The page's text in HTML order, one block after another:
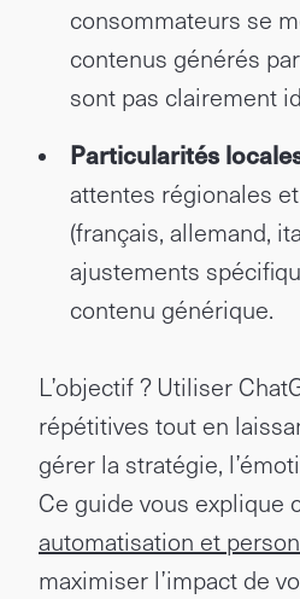
consommateurs se
contenus générés
sont pas clairement
Particularités
attentes régionales
(français, allemand,
ajustements
contenu générique.
L’objectif ? Utiliser
répétitives tout en
gérer la stratégie,
Ce guide vous explique
automatisation et
maximiser l’impact de